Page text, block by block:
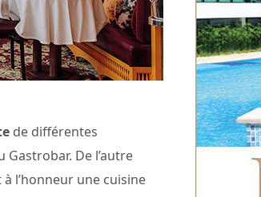
de différentes
De l’autre
l’honneur une cuisine